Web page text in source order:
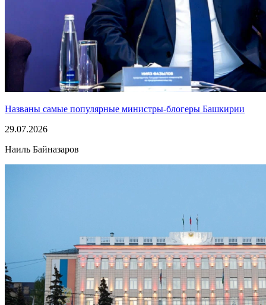
Названы самые популярные министры-блогеры Башкирии
29.07.2026
Наиль Байназаров